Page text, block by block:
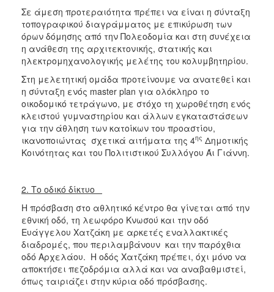
Σε άμεση προτεραιότητα πρέπει να είναι η σύνταξη
τοπογραφικού διαγράμματος με επικύρωση των
όρων δόμησης από την Πολεοδομία και στη συνέχεια
η ανάθεση της αρχιτεκτονικής, στατικής και
ηλεκτρομηχανολογικής μελέτης του κολυμβητηρίου.
Στη μελετητική ομάδα προτείνουμε να ανατεθεί και
η σύνταξη ενός master plan για ολόκληρο το
οικοδομικό τετράγωνο, με στόχο τη χωροθέτηση ενός
κλειστού γυμναστηρίου και άλλων εγκαταστάσεων
για την άθληση των κατοίκων του προαστίου,
ικανοποιώντας σχετικά αιτήματα της 4ης Δημοτικής
Κοινότητας και του Πολιτιστικού Συλλόγου Άι Γιάννη.
2. Το οδικό δίκτυο
Η πρόσβαση στο αθλητικό κέντρο θα γίνεται από την
εθνική οδό, τη λεωφόρο Κνωσού και την οδό
Ευάγγελου Χατζάκη με αρκετές εναλλακτικές
διαδρομές, που περιλαμβάνουν και την παρόχθια
οδό Αρχελάου. Η οδός Χατζάκη πρέπει, όχι μόνο να
αποκτήσει πεζοδρόμια αλλά και να αναβαθμιστεί,
όπως ταιριάζει στην κύρια οδό πρόσβασης.